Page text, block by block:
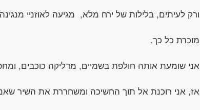
ורק לעיתים, בלילות של ירח מלא, מגיעה לאוזניי
מוכרת כל כך.
אני שומעת אותה חולפת בשמיים, מדליקה כוכבים,
אז, אני רוכנת אל תוך החשיכה ומשחררת את השיר